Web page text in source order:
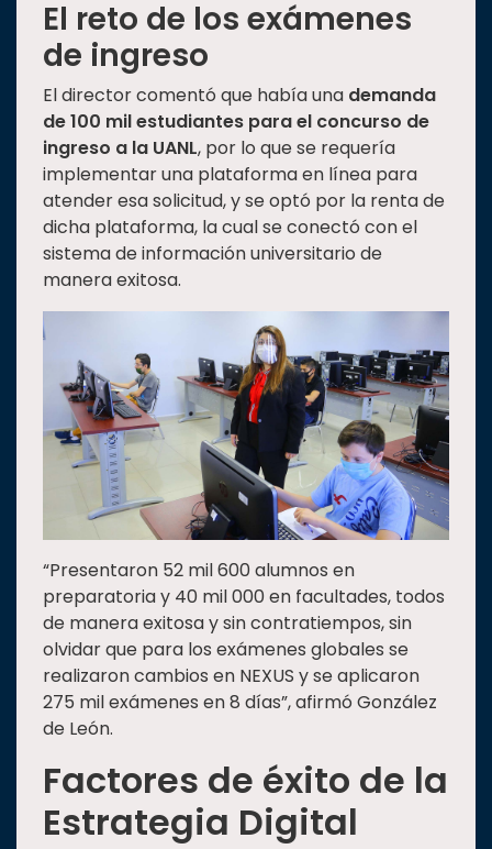
El reto de los exámenes
de ingreso
El director comentó que había una demanda
de 100 mil estudiantes para el concurso de
ingreso a la UANL, por lo que se requería
implementar una plataforma en línea para
atender esa solicitud, y se optó por la renta de
dicha plataforma, la cual se conectó con el
sistema de información universitario de
manera exitosa.
“Presentaron 52 mil 600 alumnos en
preparatoria y 40 mil 000 en facultades, todos
de manera exitosa y sin contratiempos, sin
olvidar que para los exámenes globales se
realizaron cambios en NEXUS y se aplicaron
275 mil exámenes en 8 días”, afirmó González
de León.
Factores de éxito de la
Estrategia Digital